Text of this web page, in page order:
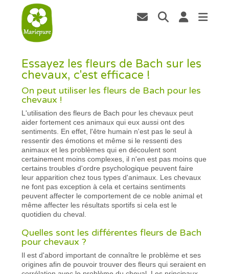
Essayez les fleurs de Bach sur les
chevaux, c'est efficace !
On peut utiliser les fleurs de Bach pour les
chevaux !
L'utilisation des fleurs de Bach pour les chevaux peut
aider fortement ces animaux qui eux aussi ont des
sentiments. En effet, l'être humain n'est pas le seul à
ressentir des émotions et même si le ressenti des
animaux et les problèmes qui en découlent sont
certainement moins complexes, il n'en est pas moins que
certains troubles d'ordre psychologique peuvent faire
leur apparition chez tous types d'animaux. Les chevaux
ne font pas exception à cela et certains sentiments
peuvent affecter le comportement de ce noble animal et
même affecter les résultats sportifs si cela est le
quotidien du cheval.
Quelles sont les différentes fleurs de Bach
pour chevaux ?
Il est d'abord important de connaître le problème et ses
origines afin de pouvoir trouver des fleurs qui seraient en